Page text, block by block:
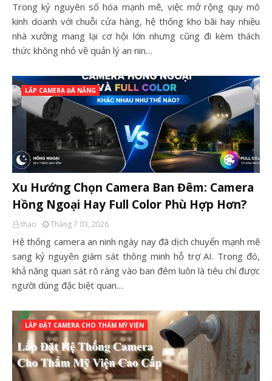
Trong kỷ nguyên số hóa mạnh mẽ, việc mở rộng quy mô
kinh doanh với chuỗi cửa hàng, hệ thống kho bãi hay nhiều
nhà xưởng mang lại cơ hội lớn nhưng cũng đi kèm thách
thức không nhỏ về quản lý an nin…
LẮP CAMERA ĐÀ NẴNG
Xu Hướng Chọn Camera Ban Đêm: Camera
Hồng Ngoại Hay Full Color Phù Hợp Hơn?
thao Tháng 7 03, 2026
Hệ thống camera an ninh ngày nay đã dịch chuyển mạnh mẽ
sang kỷ nguyên giám sát thông minh hỗ trợ AI. Trong đó,
khả năng quan sát rõ ràng vào ban đêm luôn là tiêu chí được
người dùng đặc biệt quan…
LẮP ĐẶT CAMERA CHO THẨM MỸ VIỆN